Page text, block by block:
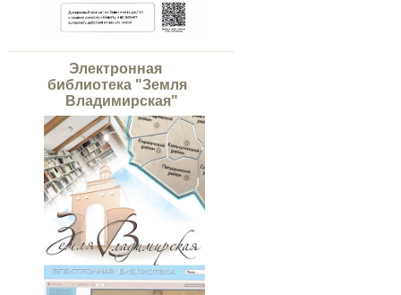
Электронная
библиотека "Земля
Владимирская"